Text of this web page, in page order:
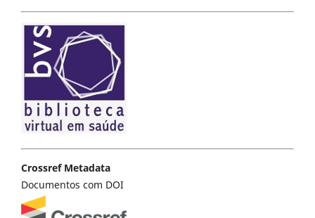
Crossref Metadata
Documentos com DOI